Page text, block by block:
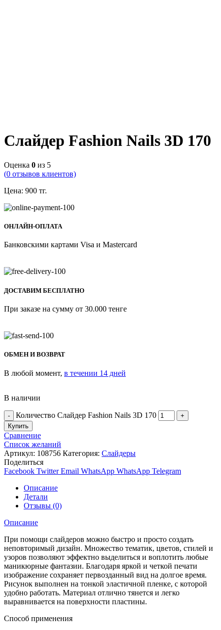
Слайдер Fashion Nails 3D 170
Оценка 0 из 5
(0 отзывов клиентов)
Цена: 900 тг.
ОНЛАЙН-ОПЛАТА
Банковскими картами Visa и Mastercard
ДОСТАВИМ БЕСПЛАТНО
При заказе на сумму от 30.000 тенге
ОБМЕН И ВОЗВРАТ
В любой момент, в течении 14 дней
В наличии
Количество Слайдер Fashion Nails 3D 170
Купить
Сравнение
Список желаний
Артикул: 108756 Категория: Слайдеры
Поделиться
Facebook Twitter Email WhatsApp WhatsApp Telegram
Описание
Детали
Отзывы (0)
Описание
При помощи слайдеров можно быстро и просто создать
неповторимый дизайн. Множество тематик, цветов, стилей и
узоров позволяют эффектно выделиться и воплотить любые
маникюрные фантазии. Благодаря яркой и четкой печати
изображение сохраняет первозданный вид на долгое время.
Рисунок выполнен на тонкой эластичной пленке, с которой
удобно работать. Материал отлично тянется и легко
выравнивается на поверхности пластины.
Способ применения